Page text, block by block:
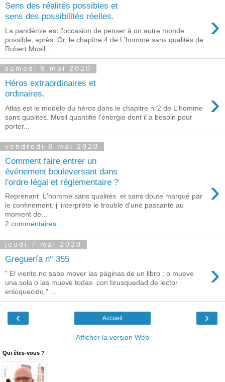
Sens des réalités possibles et
sens des possibilités réelles.
›
La pandémie est l'occasion de penser à un autre monde
possible, après. Or, le chapitre 4 de L'homme sans qualités de
Robert Musil ...
samedi 9 mai 2020
Héros extraordinaires et
ordinaires.
›
Atlas est le modèle du héros dans le chapitre n°2 de L'homme
sans qualités. Musil quantifie l'énergie dont il a besoin pour
porter...
vendredi 8 mai 2020
Comment faire entrer un
événement bouleversant dans
l'ordre légal et réglementaire ?
›
Reprenant L'homme sans qualités et sans doute marqué par
le confinement, j' interprète le trouble d'une passante au
moment de...
2 commentaires:
jeudi 7 mai 2020
Greguería n° 355 ›
" El viento no sabe mover las páginas de un libro ; o mueve
una sola o las mueve todas con brusquedad de lector
enloquecido." ...
‹ ›
Accueil
Afficher la version Web
Qui êtes-vous ?